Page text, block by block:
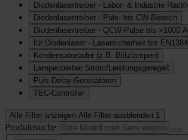
Diodenlasertreiber - Labor- & Industrie
Diodenlasertreiber - Puls- bis CW-Bereich
Diodenlasertreiber - QCW-Pulse bis >1000 A
für Diodenlaser - Lasersicherheit bis
Kondensatorlader (z.B. Blitzlampen)
Lampentreiber Strom/Leistungsgeregelt
Puls-Delay-Generatoren
TEC-Controller
Alle Filter anzeigen Alle Filter ausblenden 1
Produktsuche